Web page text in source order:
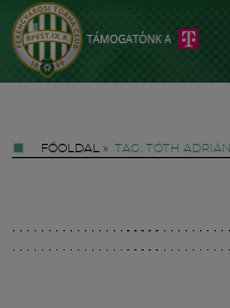
FŐOLDAL » TAG: TÓTH ADRIÁN